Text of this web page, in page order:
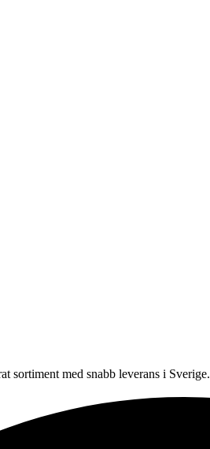
sortiment med snabb leverans i Sverige.